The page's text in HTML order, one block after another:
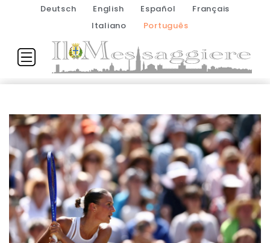
Deutsch English Español
Français
Italiano
Português